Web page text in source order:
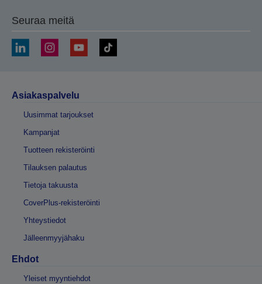
Seuraa meitä
Asiakaspalvelu
Uusimmat tarjoukset
Kampanjat
Tuotteen rekisteröinti
Tilauksen palautus
Tietoja takuusta
CoverPlus-rekisteröinti
Yhteystiedot
Jälleenmyyjähaku
Ehdot
Yleiset myyntiehdot